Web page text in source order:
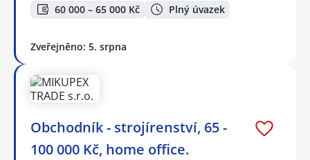
60 000 – 65 000 Kč Plný úvazek
Zveřejněno: 5. srpna
Obchodník - strojírenství, 65 -
100 000 Kč, home office.